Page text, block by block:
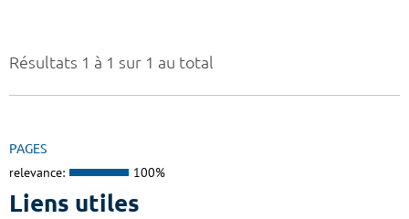
Résultats 1 à 1 sur 1 au total
PAGES
relevance: 100%
Liens utiles